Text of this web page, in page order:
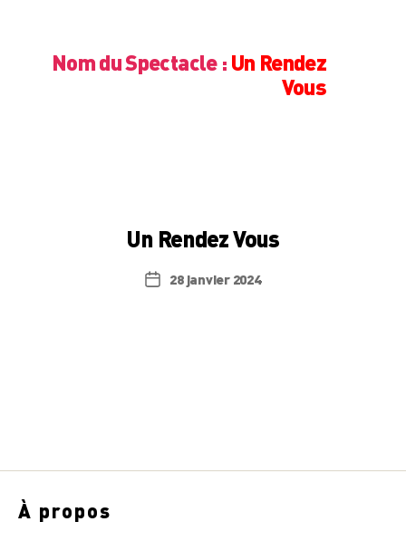
Nom du Spectacle : Un Rendez
Vous
Un Rendez Vous
Date28 janvier 2024
À propos